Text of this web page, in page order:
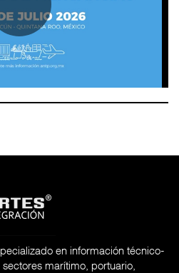
en información técnico-
marítimo, portuario,